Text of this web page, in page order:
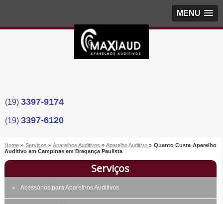
MENU
(19) 3397-9174
(19) 3397-6120
Home » Serviços» Aparelhos Auditivos» Aparelho Auditivo» Quanto Custa Aparelho
Auditivo em Campinas em Bragança Paulista
Serviços
Acessórios para Aparelhos Auditivos